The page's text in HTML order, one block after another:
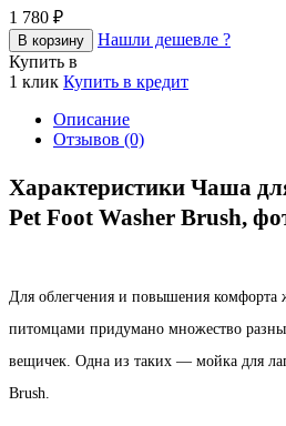
1 780 ₽
В корзину
Нашли дешевле ?
Купить в
1 клик Купить в кредит
Описание
Отзывов (0)
Характеристики Чаша
Pet Foot Washer Brush,
Для облегчения и повышения
питомцами придумано множество
вещичек. Одна из таких — мойка для
Brush.